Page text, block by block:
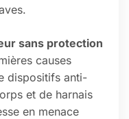
sans protection
causes
dispositifs anti-
et de harnais
en menace